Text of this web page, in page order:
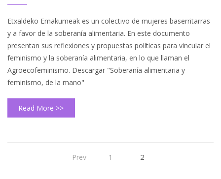
Etxaldeko Emakumeak es un colectivo de mujeres baserritarras
y a favor de la soberanía alimentaria. En este documento
presentan sus reflexiones y propuestas políticas para vincular el
feminismo y la soberanía alimentaria, en lo que llaman el
Agroecofeminismo. Descargar "Soberanía alimentaria y
feminismo, de la mano"
Read More >>
Prev 1 2